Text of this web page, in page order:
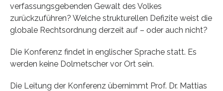
verfassungsgebenden Gewalt des Volkes
zurückzuführen? Welche strukturellen Defizite weist die
globale Rechtsordnung derzeit auf – oder auch nicht?
Die Konferenz findet in englischer Sprache statt. Es
werden keine Dolmetscher vor Ort sein.
Die Leitung der Konferenz übernimmt Prof. Dr. Mattias